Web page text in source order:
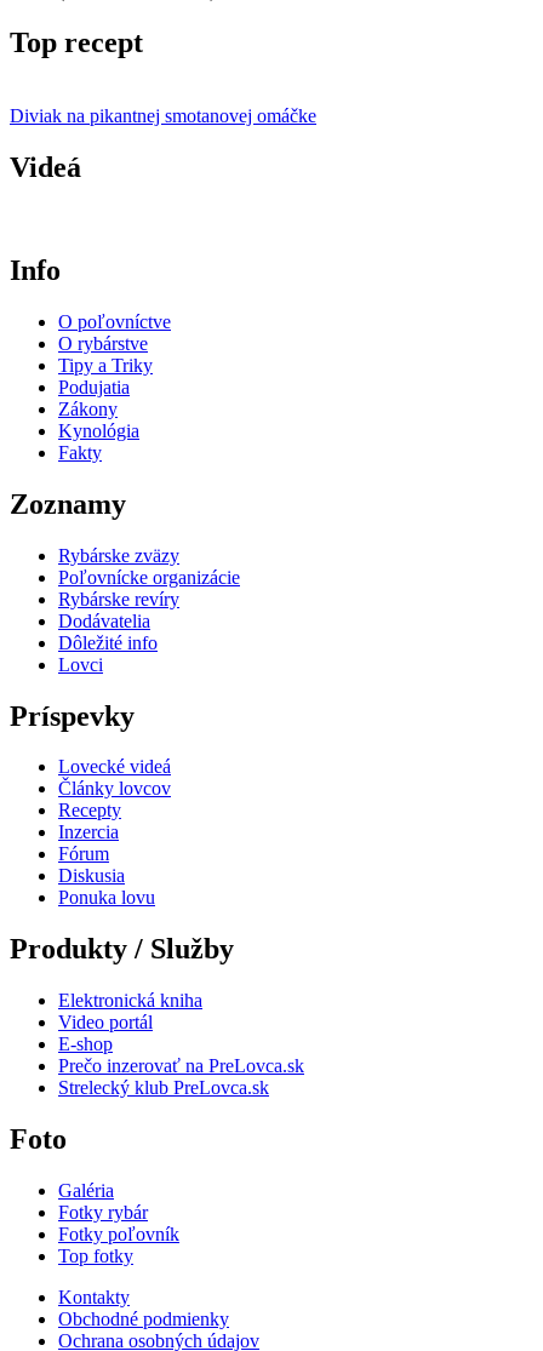
Top recept
Diviak na pikantnej smotanovej omáčke
Videá
Info
O poľovníctve
O rybárstve
Tipy a Triky
Podujatia
Zákony
Kynológia
Fakty
Zoznamy
Rybárske zväzy
Poľovnícke organizácie
Rybárske revíry
Dodávatelia
Dôležité info
Lovci
Príspevky
Lovecké videá
Články lovcov
Recepty
Inzercia
Fórum
Diskusia
Ponuka lovu
Produkty / Služby
Elektronická kniha
Video portál
E-shop
Prečo inzerovať na PreLovca.sk
Strelecký klub PreLovca.sk
Foto
Galéria
Fotky rybár
Fotky poľovník
Top fotky
Kontakty
Obchodné podmienky
Ochrana osobných údajov